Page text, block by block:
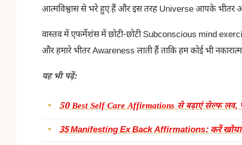
आत्मविश्वास से भरे हुए हैं और इस तरह Universe आपके भीतर
वास्तव में एफर्मेशंस में छोटी-छोटी Subconscious mind
और हमारे भीतर Awareness लाती हैं ताकि हम कोई भी
यह भी पढ़ें:
50 Best Self Care Affirmations से बढ़ाएं सेल्फ लव,
35 Manifesting Ex Back Affirmations: करें